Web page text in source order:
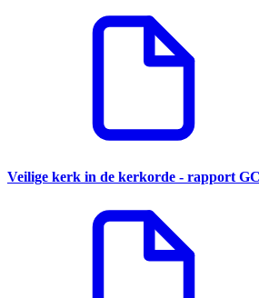
Veilige kerk in de kerkorde - rapport